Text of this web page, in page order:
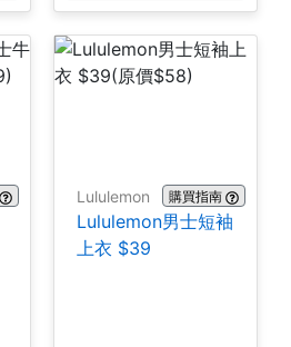
Lululemon 購買指南
Lululemon男士短袖
上衣 $39